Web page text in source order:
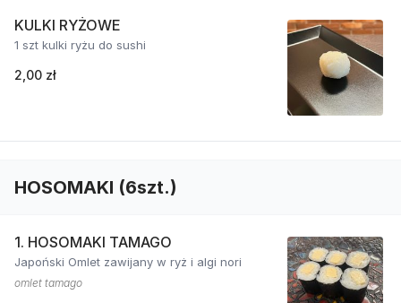
KULKI RYŻOWE
1 szt kulki ryżu do sushi
2,00 zł
HOSOMAKI (6szt.)
1. HOSOMAKI TAMAGO
Japoński Omlet zawijany w ryż i algi nori
omlet tamago